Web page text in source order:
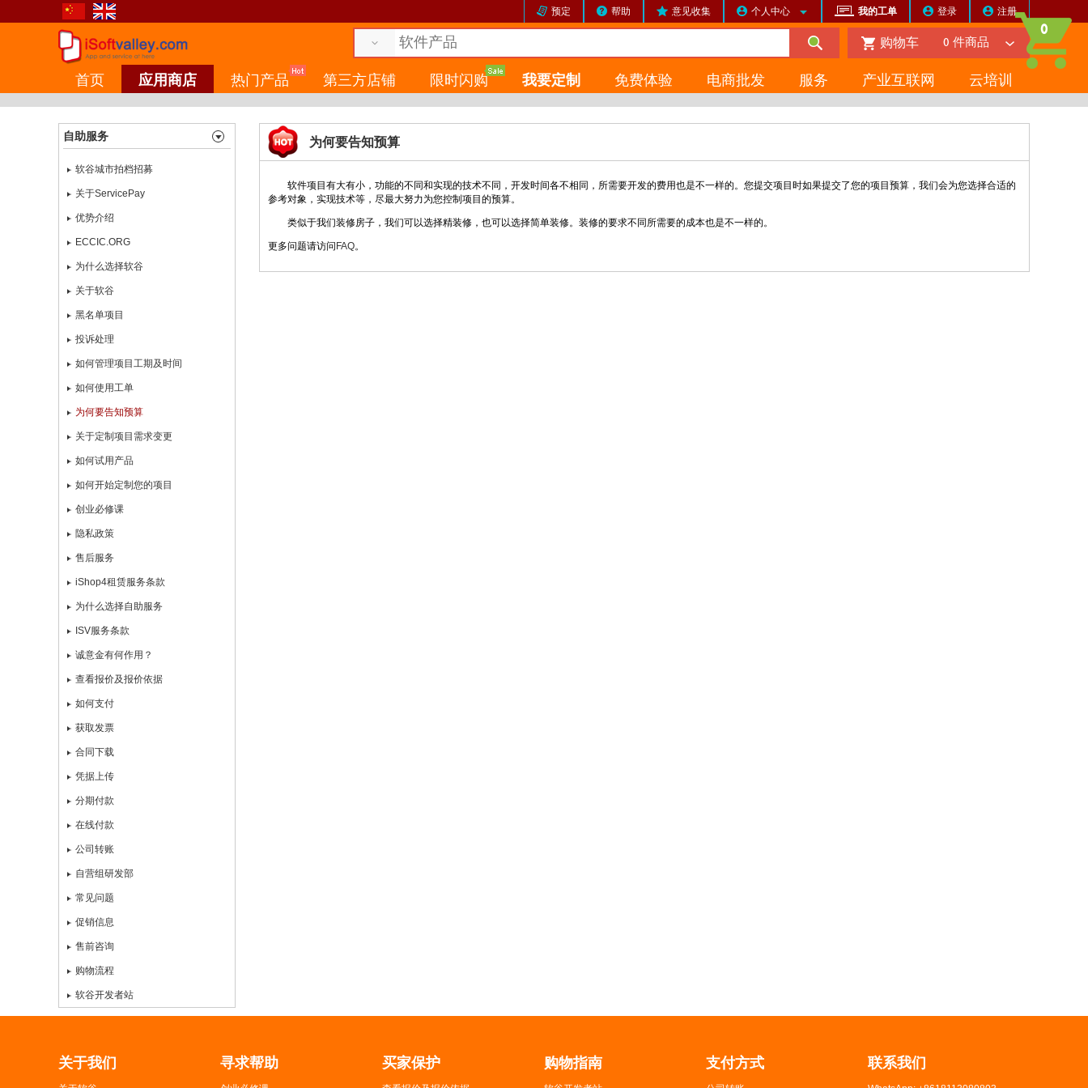
注册
登录
我的工单
个人中心
意见收集
帮助
预定
购物车 0 件商品
首页 应用商店 热门产品 第三方店铺 限时闪购 我要定制 免费体验 电商批发 服务 产业互联网 云培训
自助服务
软谷城市拍档招募
关于ServicePay
优势介绍
ECCIC.ORG
为什么选择软谷
关于软谷
黑名单项目
投诉处理
如何管理项目工期及时间
如何使用工单
为何要告知预算
关于定制项目需求变更
如何试用产品
如何开始定制您的项目
创业必修课
隐私政策
售后服务
iShop4租赁服务条款
为什么选择自助服务
ISV服务条款
诚意金有何作用？
查看报价及报价依据
如何支付
获取发票
合同下载
凭据上传
分期付款
在线付款
公司转账
自营组研发部
常见问题
促销信息
售前咨询
购物流程
软谷开发者站
为何要告知预算
软件项目有大有小，功能的不同和实现的技术不同，开发时间各不相同，所需要开发的费用也是不一样的。您提交项目时如果提交了您的项目预算，我们会为您选择合适的
参考对象，实现技术等，尽最大努力为您控制项目的预算。
类似于我们装修房子，我们可以选择精装修，也可以选择简单装修。装修的要求不同所需要的成本也是不一样的。
更多问题请访问 FAQ。
关于我们 寻求帮助 买家保护 购物指南 支付方式 联系我们
0